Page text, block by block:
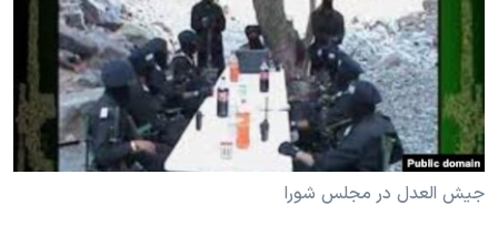
فرهنگ و زندگی
حقوق شهروندی
اقتصادی
علم و فناوری
مستندها
انتخابات ریاست جمهوری آمریکا ۲۰۲۴
حمله جمهوری اسلامی به اسرائیل
رمز مهسا
دنبال کنید
زبانهای مختلف
جیش العدل در مجلس شورا